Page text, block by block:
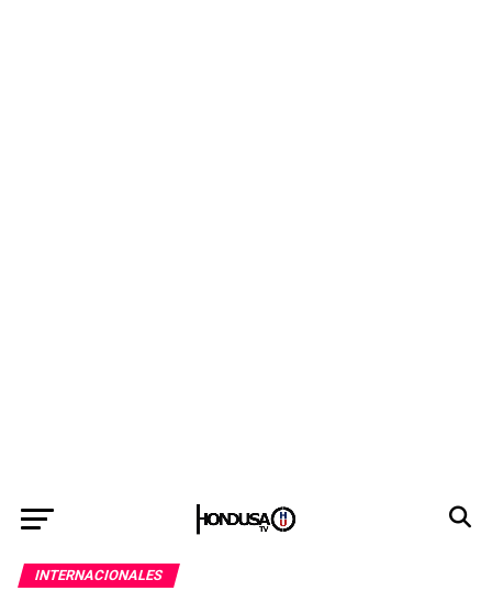
INTERNACIONALES